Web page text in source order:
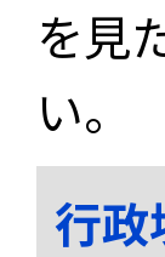
を見
い。
行政